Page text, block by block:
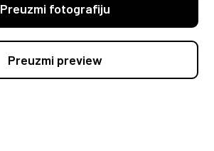
Preuzmi fotografiju
Preuzmi preview